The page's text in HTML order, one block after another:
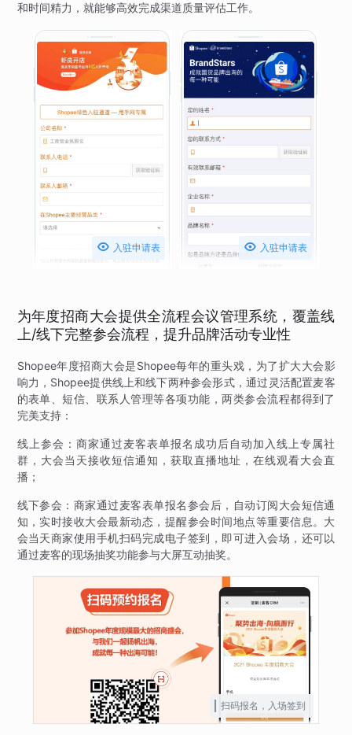
和时间精力，就能够高效完成渠道质量评估工作。
 入驻申请表  入驻申请表
为年度招商大会提供全流程会议管理系统，覆盖线
上/线下完整参会流程，提升品牌活动专业性
Shopee年度招商大会是Shopee每年的重头戏，为了扩大大会影
响力，Shopee提供线上和线下两种参会形式，通过灵活配置麦客
的表单、短信、联系人管理等各项功能，两类参会流程都得到了
完美支持：
线上参会：商家通过麦客表单报名成功后自动加入线上专属社
群，大会当天接收短信通知，获取直播地址，在线观看大会直
播；
线下参会：商家通过麦客表单报名参会后，自动订阅大会短信通
知，实时接收大会最新动态，提醒参会时间地点等重要信息。大
会当天商家使用手机扫码完成电子签到，即可进入会场，还可以
通过麦客的现场抽奖功能参与大屏互动抽奖。
扫码报名，入场签到